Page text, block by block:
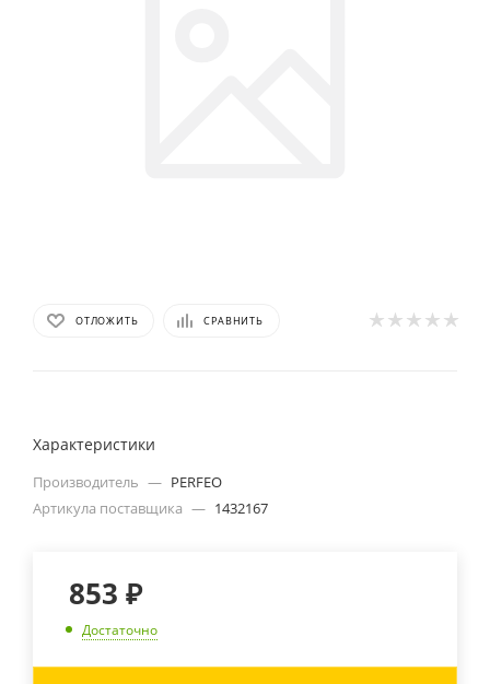
ОТЛОЖИТЬ СРАВНИТЬ
Характеристики
Производитель — PERFEO
Артикула поставщика — 1432167
853 ₽
Достаточно